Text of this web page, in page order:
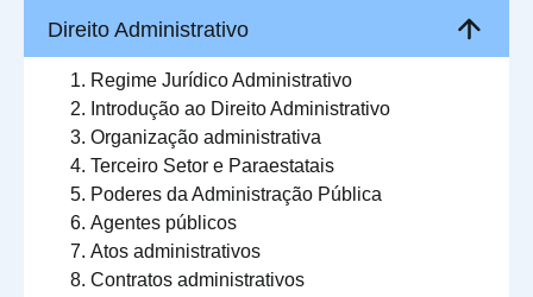
Direito Administrativo
Regime Jurídico Administrativo
Introdução ao Direito Administrativo
Organização administrativa
Terceiro Setor e Paraestatais
Poderes da Administração Pública
Agentes públicos
Atos administrativos
Contratos administrativos